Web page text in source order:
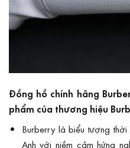
Đồng hồ chính hãng
phẩm của thương hiệu
Burberry là biểu tượng
Anh với niềm cảm hứng